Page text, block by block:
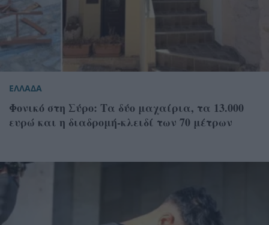
ΕΛΛΑΔΑ
Φονικό στη Σύρο: Τα δύο μαχαίρια, τα 13.000
ευρώ και η διαδρομή-κλειδί των 70 μέτρων